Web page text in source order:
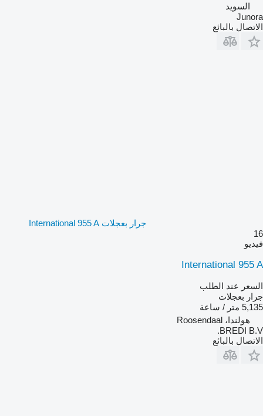
السويد
Junora
الاتصال بالبائع
جرار بعجلات International 955 A
16
فيديو
International 955 A
السعر عند الطلب
جرار بعجلات
5,135 متر / ساعة
هولندا، Roosendaal
BREDI B.V.
الاتصال بالبائع